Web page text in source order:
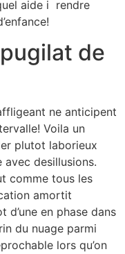
aide i rendre
de
ne anticipent
Voila un
plutot laborieux
avec desillusions.
comme tous les
amortit
en phase dans
du nuage parmi
lors qu’on